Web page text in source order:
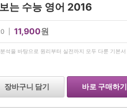
는 수능 영어 2016
| 11,900원
석을 바탕으로 원리부터 실전까지 모두 다룬 기본서
장바구니 담기 바로 구매하기